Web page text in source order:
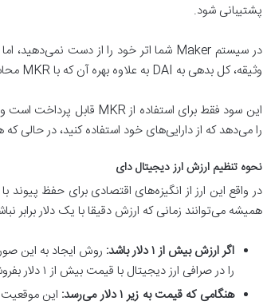
پشتیبانی شود.
وثیقه، کل بدهی به DAI به علاوه بهره آن که با MKR محاسبه می‌شود، باید برگردانده شود که البته متعاقبا هر دو سوزانده می‌شود. همه CDPها با نرخ بهره سالانه مشخصی ارائه می‌شوند.
را می‌دهد که از دارایی‌های خود استفاده کنید، در حالی
نحوه تنظیم ارزش ارز دیجیتال دای
همیشه می‌توانند زمانی که ارزش دقیقا با یک دلار برابر
اگر ارزش بیش از۱دلار باشد:
را در صرافی ارز دیجیتال با قیمت بیش از ۱ دلار بفروشید. این نوع آربیتراژ در واقع یکی از روش‌هایی است که سیستم برای ثابت نگه داشتن قیمت DAI روی ۱ دلار استفاده می‌کند.
هنگامی که قیمت به زیر۱دلار می‌رسد: